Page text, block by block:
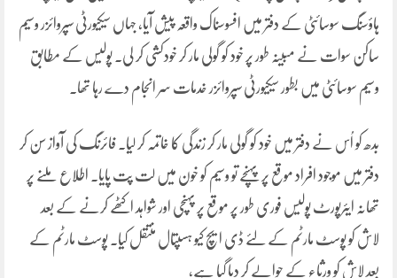
ہاؤسنگ سوسائٹی کے دفتر میں افسوسناک واقعہ پیش آیا، جہاں سیکیورٹی سپروائزر وسیم
ساکن سوات نے مبینہ طور پر خود کو گولی مار کر خودکشی کر لی۔ پولیس کے مطابق
وسیم سوسائٹی میں بطور سیکیورٹی سپروائزر خدمات سر انجام دے رہا تھا۔
بدھ کو اُس نے دفتر میں خود کو گولی مار کر زندگی کا خاتمہ کر لیا۔ فائرنگ کی آواز سن کر
دفتر میں موجود افراد موقع پر پہنچے تو وسیم کو خون میں لت پت پایا۔ اطلاع ملنے پر
تھانہ ایئرپورٹ پولیس فوری طور پر موقع پر پہنچی اور شواہد اکٹھے کرنے کے بعد
لاش کو پوسٹ مارٹم کے لئے ڈی ایچ کیو ہسپتال منتقل کیا۔ پوسٹ مارٹم کے
بعد لاش کو ورثاء کے حوالے کر دیا گیا ہے،